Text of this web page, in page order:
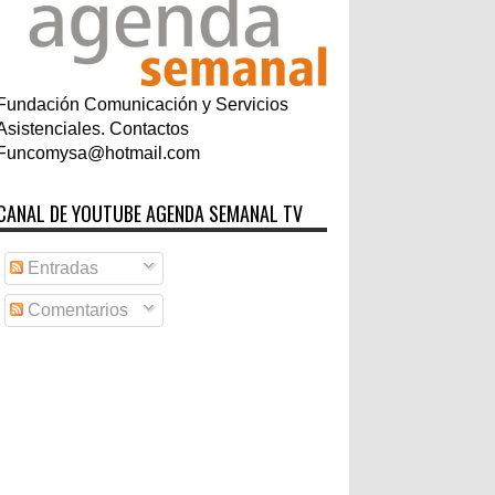
Comunicación y Servicios
Contactos
DE YOUTUBE AGENDA SEMANAL TV
Entradas
Comentarios